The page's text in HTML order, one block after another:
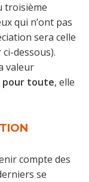
troisième
qui n’ont pas
sera celle
dessous).
valeur
pour toute, elle
compte des
se